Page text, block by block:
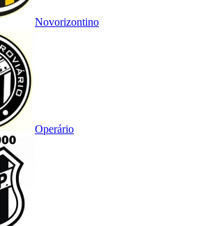
Novorizontino
Operário